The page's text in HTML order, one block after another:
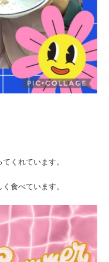
くれています。
食べています。